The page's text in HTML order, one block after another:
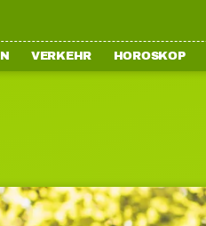
VERKEHR HOROSKOP